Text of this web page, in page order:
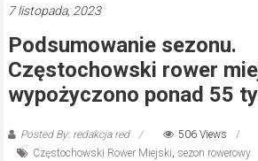
7 listopada, 2023
Podsumowanie sezonu.
Częstochowski rower
wypożyczono ponad 55
Posted By: redakcja red
506 Views
Częstochowski Rower Miejski, sezon rowerowy